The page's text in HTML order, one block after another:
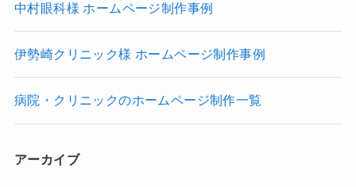
中村眼科様 ホームページ制作事例
伊勢崎クリニック様 ホームページ制作事例
病院・クリニックのホームページ制作一覧
アーカイブ